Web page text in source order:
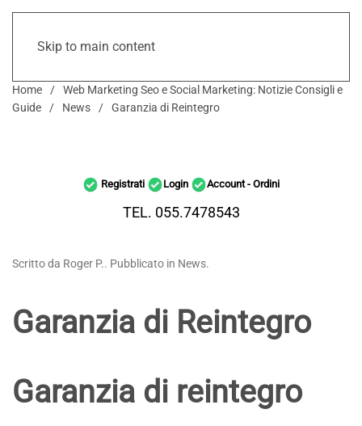
Skip to main content
Home
Web Marketing Seo e Social Marketing: Notizie Consigli e
Guide
News Garanzia di Reintegro
Registrati Login Account - Ordini
TEL. 055.7478543
Scritto da Roger P.. Pubblicato in News.
Garanzia di Reintegro
Garanzia di reintegro